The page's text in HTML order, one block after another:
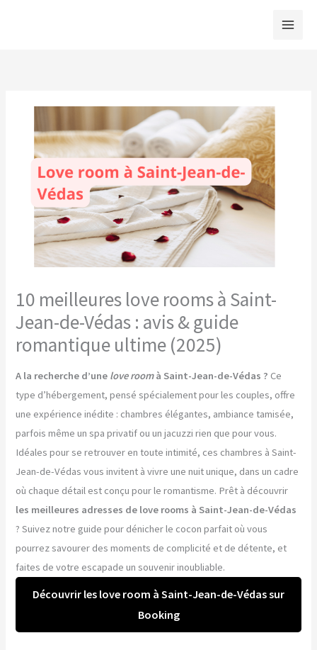
10 meilleures love rooms à Saint-
Jean-de-Védas : avis & guide
romantique ultime (2025)
A la recherche d’une love roomà Saint-Jean-de-Védas ? Ce
type d’hébergement, pensé spécialement pour les couples, offre
une expérience inédite : chambres élégantes, ambiance tamisée,
parfois même un spa privatif ou un jacuzzi rien que pour vous.
Idéales pour se retrouver en toute intimité, ces chambres à Saint-
Jean-de-Védas vous invitent à vivre une nuit unique, dans un cadre
où chaque détail est conçu pour le romantisme. Prêt à découvrir
les meilleures adresses de love rooms à Saint-Jean-de-Védas
? Suivez notre guide pour dénicher le cocon parfait où vous
pourrez savourer des moments de complicité et de détente, et
faites de votre escapade un souvenir inoubliable.
Découvrir les love room à Saint-Jean-de-Védas sur
Booking